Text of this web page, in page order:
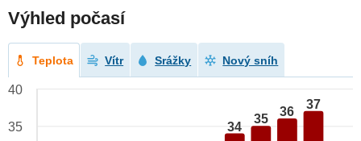
Výhled počasí
Teplota Vítr Srážky Nový sníh
34
35
36
37
40
35